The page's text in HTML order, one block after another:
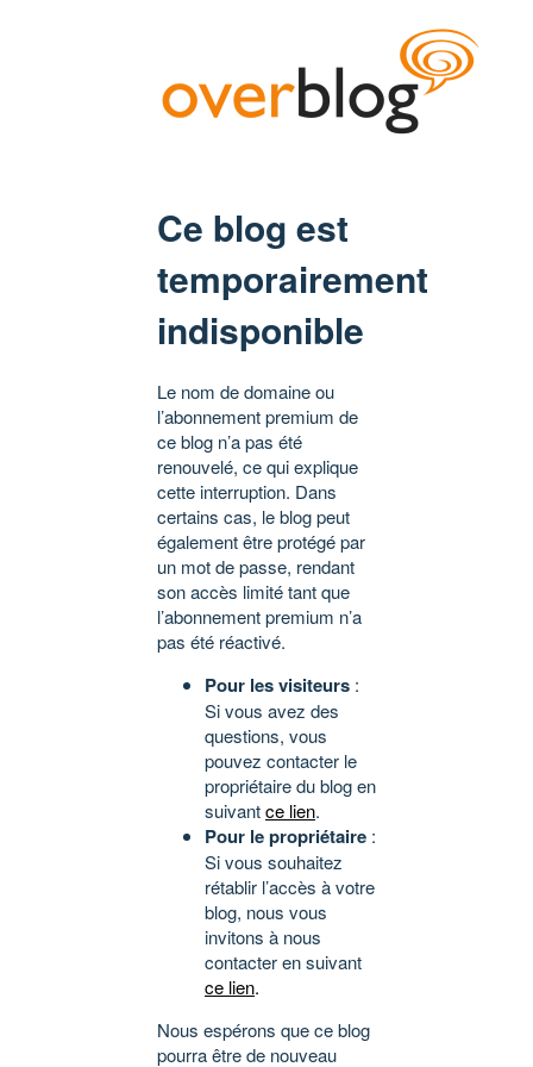
Ce blog est
temporairement
indisponible
Le nom de domaine ou
l’abonnement premium de
ce blog n’a pas été
renouvelé, ce qui explique
cette interruption. Dans
certains cas, le blog peut
également être protégé par
un mot de passe, rendant
son accès limité tant que
l’abonnement premium n’a
pas été réactivé.
Pour les visiteurs :
Si vous avez des
questions, vous
pouvez contacter le
propriétaire du blog en
suivantce lien.
Pour le propriétaire :
Si vous souhaitez
rétablir l’accès à votre
blog, nous vous
invitons à nous
contacter en suivant
ce lien.
Nous espérons que ce blog
pourra être de nouveau